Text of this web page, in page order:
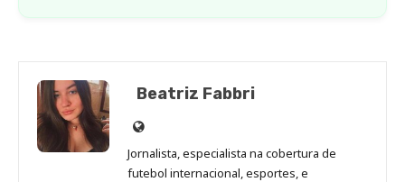
Beatriz Fabbri
Site
de
Beatriz
Jornalista, especialista na cobertura de
futebol internacional, esportes, e